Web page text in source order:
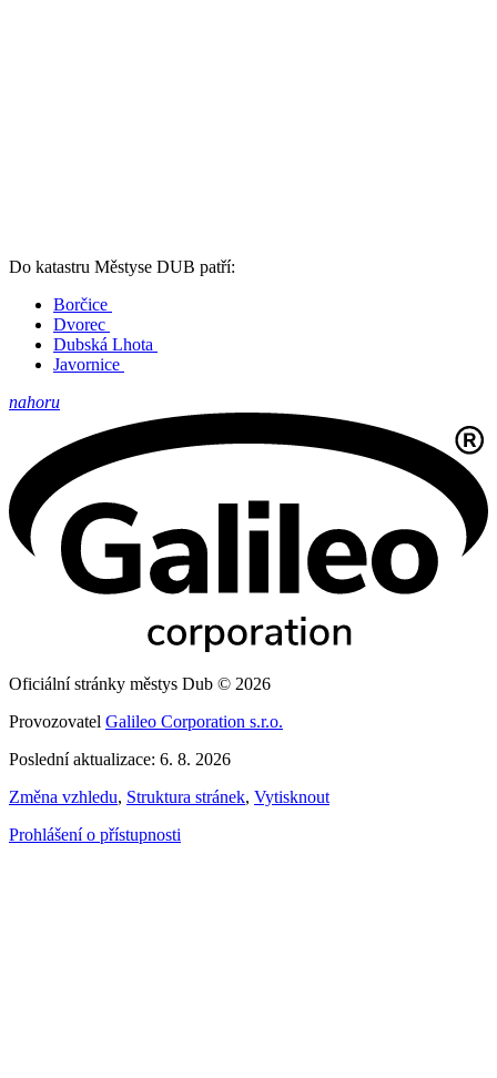
Do katastru Městyse DUB patří:
Borčice
Dvorec
Dubská Lhota
Javornice
nahoru
Oficiální stránky městys Dub © 2026
Provozovatel Galileo Corporation s.r.o.
Poslední aktualizace: 6. 8. 2026
Změna vzhledu, Struktura stránek, Vytisknout
Prohlášení o přístupnosti